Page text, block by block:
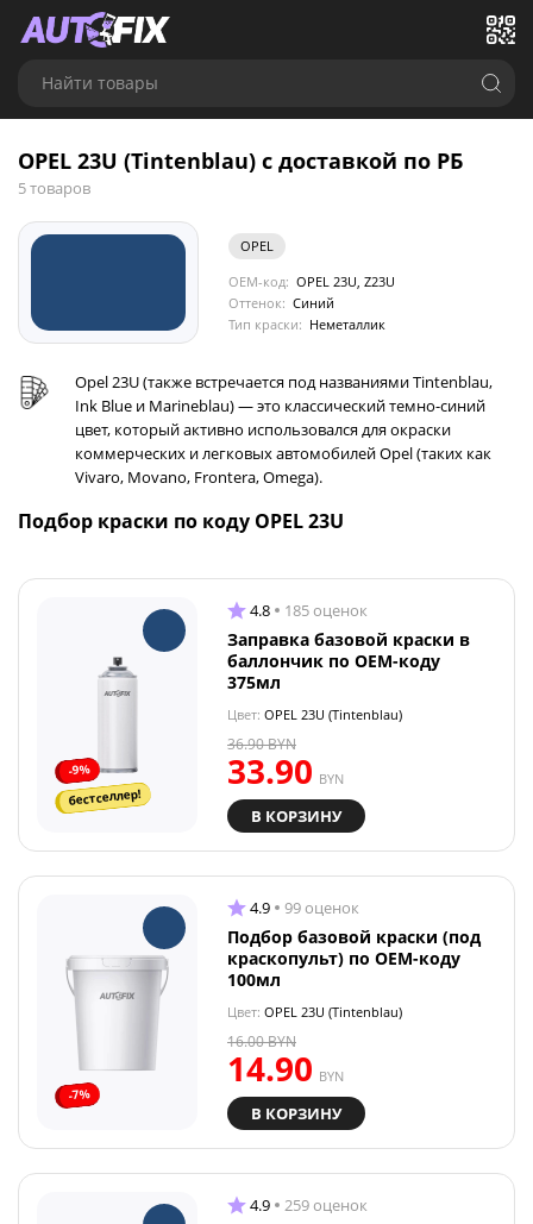
Найти товары
OPEL 23U (Tintenblau) с доставкой по РБ
5 товаров
OPEL
OEM-код: OPEL 23U, Z23U
Оттенок: Синий
Тип краски: Неметаллик
Opel 23U (также встречается под названиями Tintenblau,
Ink Blue и Marineblau) — это классический темно-синий
цвет, который активно использовался для окраски
коммерческих и легковых автомобилей Opel (таких как
Vivaro, Movano, Frontera, Omega).
Подбор краски по коду OPEL 23U
-9%
бестселлер!
4.8 185 оценок
Заправка базовой краски в
баллончик по OEM-коду
375мл
Цвет: OPEL 23U (Tintenblau)
33.90 BYN
36.90BYN
В КОРЗИНУ
-7%
4.9 99 оценок
Подбор базовой краски (под
краскопульт) по OEM-коду
100мл
Цвет: OPEL 23U (Tintenblau)
14.90 BYN
16.00BYN
В КОРЗИНУ
4.9 259 оценок